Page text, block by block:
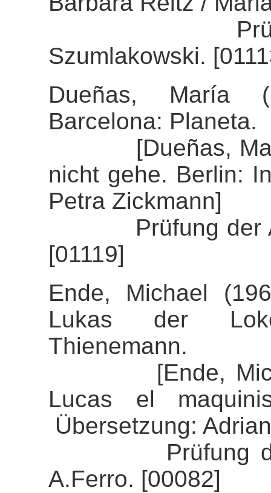
Prüfung
Szumlakowski.
Dueñas, María
Barcelona: Planeta.
[Dueñas, María
nicht gehe. Berlin:
Petra Zickmann]
Prüfung der
[01119]
Ende, Michael
Lukas der
Thienemann.
[Ende,
Lucas el
Übersetzung:
Prüfung der
A.Ferro. [00082]